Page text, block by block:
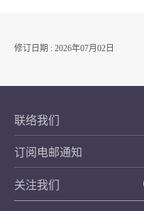
修订日期 : 2026年07月02日
联络我们
订阅电邮通知
关注我们